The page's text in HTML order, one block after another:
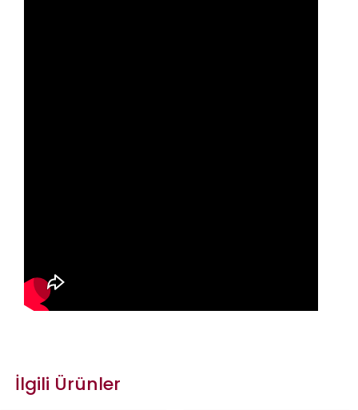
İlgili Ürünler